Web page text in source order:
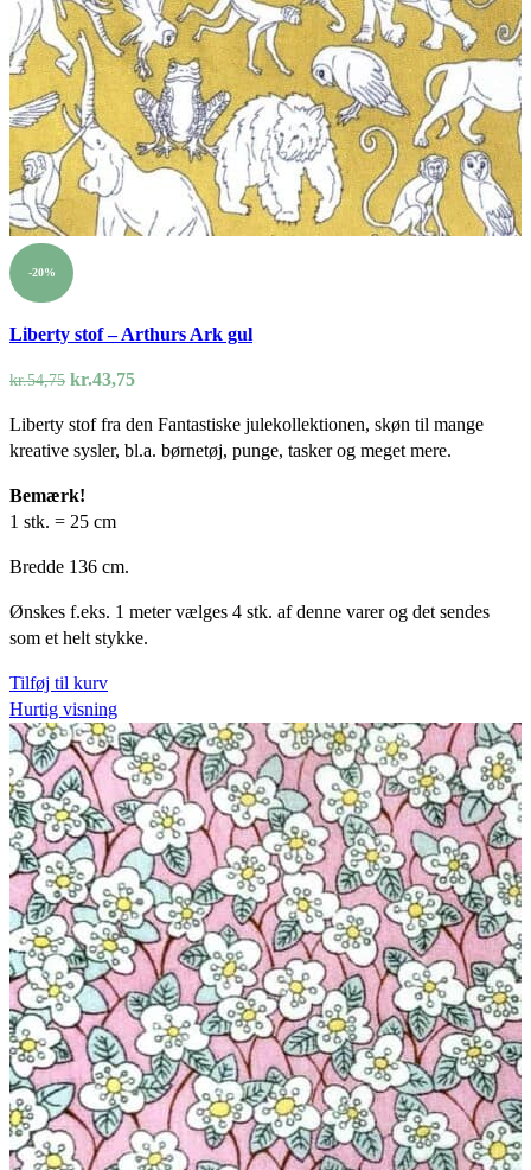
-20%
Liberty stof – Arthurs Ark gul
kr.54,75 Den
pris
var:
kr.43,75Den
pris
er:
Liberty stof fra den Fantastiske julekollektionen, skøn til mange
kreative sysler, bl.a. børnetøj, punge, tasker og meget mere.
Bemærk!
1 stk. = 25 cm
Bredde 136 cm.
Ønskes f.eks. 1 meter vælges 4 stk. af denne varer og det sendes
som et helt stykke.
Tilføj til kurv
Hurtig visning